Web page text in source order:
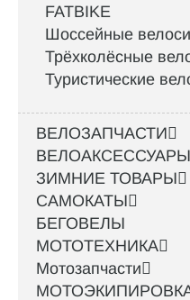
FATBIKE
Шоссейные
Трёхколёсные
Туристические
ВЕЛОЗАПЧАСТИ
ВЕЛОАКСЕССУАРЫ
ЗИМНИЕ ТОВАРЫ
САМОКАТЫ
БЕГОВЕЛЫ
МОТОТЕХНИКА
Мотозапчасти